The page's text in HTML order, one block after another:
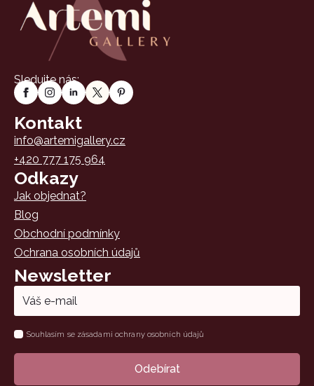
Sledujte nás:
Kontakt
info@artemigallery.cz
+420 777 175 964
Odkazy
Jak objednat?
Blog
Obchodní podmínky
Ochrana osobních údajů
Newsletter
Email
NameSouhlasím se zásadami ochrany osobních údajů
Odebírat